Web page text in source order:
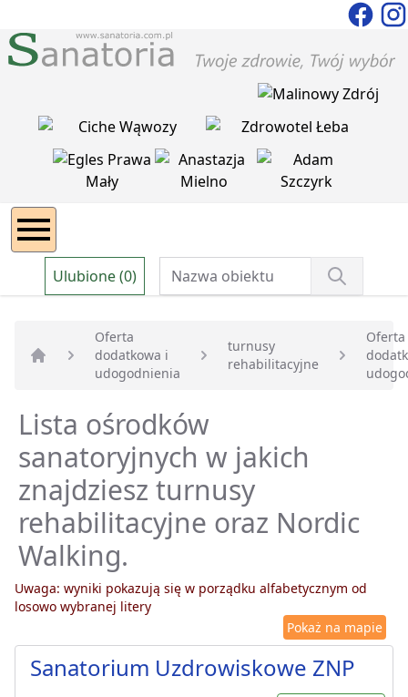
Ulubione (0)
Strona główna
Oferta
dodatkowa i
udogodnienia
turnusy
rehabilitacyjne
Oferta
Lista ośrodków
sanatoryjnych w jakich
znajdziesz turnusy
rehabilitacyjne oraz Nordic
Walking.
Uwaga: wyniki pokazują się w porządku alfabetycznym od
losowo wybranej litery
Pokaż na mapie
Sanatorium Uzdrowiskowe ZNP